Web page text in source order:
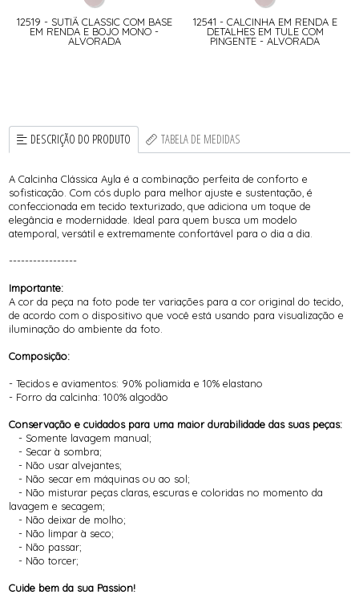
12519 - SUTIÃ CLASSIC COM BASE
EM RENDA E BOJO MONO -
ALVORADA
12541 - CALCINHA EM RENDA E
DETALHES EM TULE COM
PINGENTE - ALVORADA
DESCRIÇÃO DO PRODUTO TABELA DE MEDIDAS
A Calcinha Clássica Ayla é a combinação perfeita de conforto e
sofisticação. Com cós duplo para melhor ajuste e sustentação, é
confeccionada em tecido texturizado, que adiciona um toque de
elegância e modernidade. Ideal para quem busca um modelo
atemporal, versátil e extremamente confortável para o dia a dia.
-----------------
Importante:
A cor da peça na foto pode ter variações para a cor original do tecido,
de acordo com o dispositivo que você está usando para visualização e
iluminação do ambiente da foto.
Composição:
- Tecidos e aviamentos: 90% poliamida e 10% elastano
- Forro da calcinha: 100% algodão
Conservação e cuidados para uma maior durabilidade das suas peças:
- Somente lavagem manual;
- Secar à sombra;
- Não usar alvejantes;
- Não secar em máquinas ou ao sol;
- Não misturar peças claras, escuras e coloridas no momento da
lavagem e secagem;
- Não deixar de molho;
- Não limpar à seco;
- Não passar;
- Não torcer;
Cuide bem da sua Passion!